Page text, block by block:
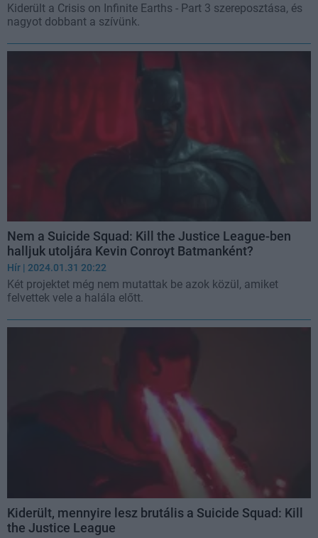
Kiderült a Crisis on Infinite Earths - Part 3 szereposztása, és
nagyot dobbant a szívünk.
Nem a Suicide Squad: Kill the Justice League-ben
halljuk utoljára Kevin Conroyt Batmanként?
Hír | 2024.01.31 20:22
Két projektet még nem mutattak be azok közül, amiket
felvettek vele a halála előtt.
Kiderült, mennyire lesz brutális a Suicide Squad: Kill
the Justice League